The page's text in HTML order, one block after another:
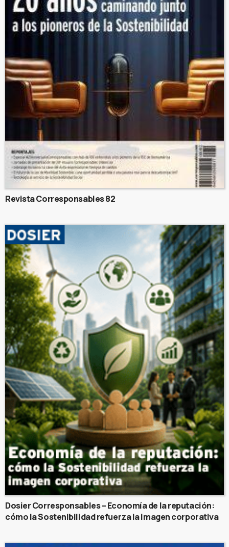
Revista Corresponsables 82
Dosier Corresponsables – Economía de la reputación:
cómo la Sostenibilidad refuerza la imagen corporativa